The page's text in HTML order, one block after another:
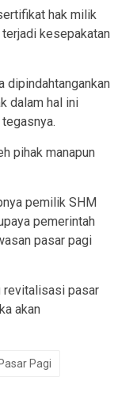
hak milik
kesepakatan
dipindahtangankan
dalam hal ini
pihak manapun
pemilik SHM
pemerintah
pasar pagi
revitalisasi pasar
akan
Pasar Pagi